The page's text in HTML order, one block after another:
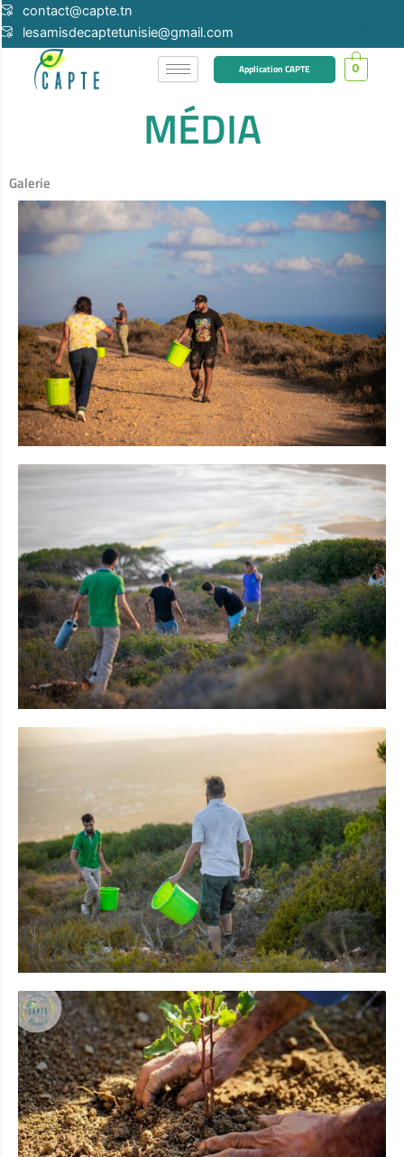
Aller
au
contenu
contact@capte.tn
lesamisdecaptetunisie@gmail.com
Application CAPTE 0
MÉDIA
Galerie